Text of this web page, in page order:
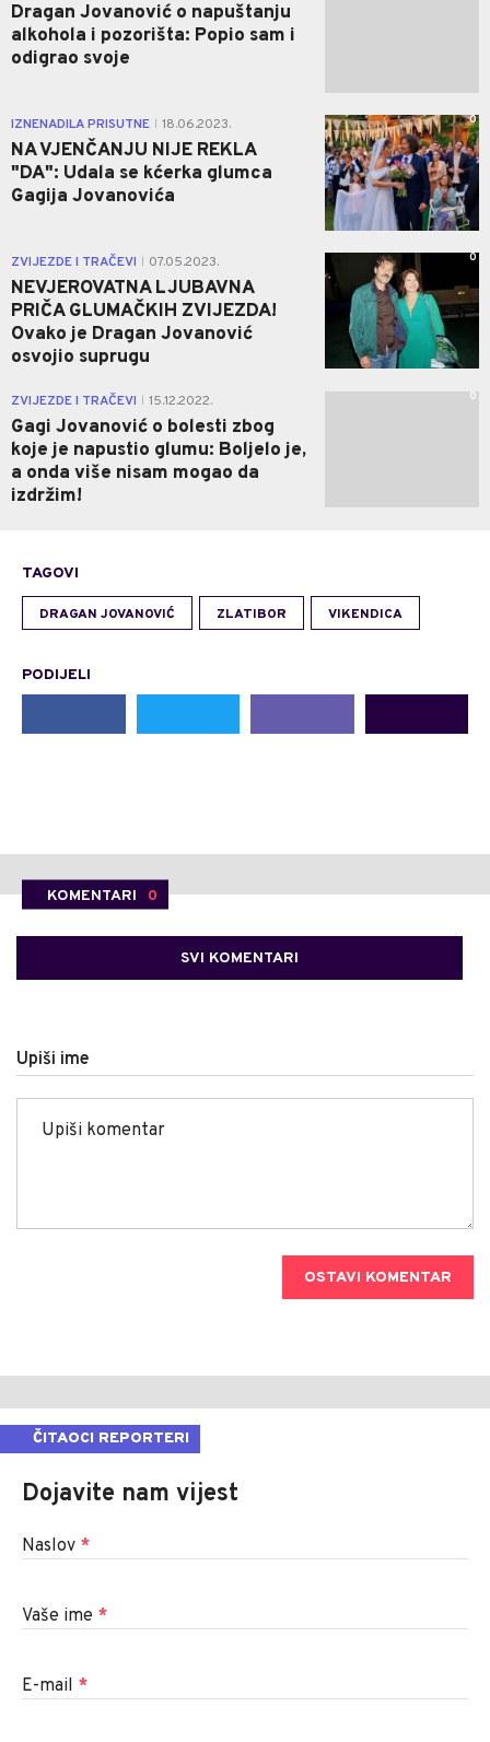
Dragan Jovanović o napuštanju
alkohola i pozorišta: Popio sam i
odigrao svoje
IZNENADILA PRISUTNE 18.06.2023.
NA VJENČANJU NIJE REKLA
"DA": Udala se kćerka glumca
Gagija Jovanovića
0
ZVIJEZDE I TRAČEVI 07.05.2023.
NEVJEROVATNA LJUBAVNA
PRIČA GLUMAČKIH ZVIJEZDA!
Ovako je Dragan Jovanović
osvojio suprugu
0
ZVIJEZDE I TRAČEVI 15.12.2022.
Gagi Jovanović o bolesti zbog
koje je napustio glumu: Boljelo je,
a onda više nisam mogao da
izdržim!
0
TAGOVI
DRAGAN JOVANOVIĆ ZLATIBOR VIKENDICA
PODIJELI
KOMENTARI 0
SVI KOMENTARI
Upiši ime
OSTAVI KOMENTAR
ČITAOCI REPORTERI
Dojavite nam vijest
Naslov *
Vaše ime *
E-mail *